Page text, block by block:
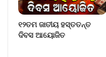
୧୨ତମ ଜାତୀୟ ହସ୍ତତନ୍ତ
ଦିବସ ଆୟୋଜିତ